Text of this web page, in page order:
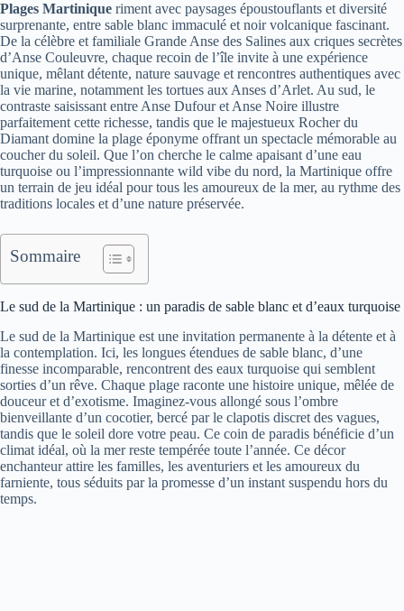
Plages Martinique riment avec paysages époustouflants et diversité
surprenante, entre sable blanc immaculé et noir volcanique fascinant.
De la célèbre et familiale Grande Anse des Salines aux criques secrètes
d’Anse Couleuvre, chaque recoin de l’île invite à une expérience
unique, mêlant détente, nature sauvage et rencontres authentiques avec
la vie marine, notamment les tortues aux Anses d’Arlet. Au sud, le
contraste saisissant entre Anse Dufour et Anse Noire illustre
parfaitement cette richesse, tandis que le majestueux Rocher du
Diamant domine la plage éponyme offrant un spectacle mémorable au
coucher du soleil. Que l’on cherche le calme apaisant d’une eau
turquoise ou l’impressionnante wild vibe du nord, la Martinique offre
un terrain de jeu idéal pour tous les amoureux de la mer, au rythme des
traditions locales et d’une nature préservée.
Sommaire
Le sud de la Martinique : un paradis de sable blanc et d’eaux turquoise
Le sud de la Martinique est une invitation permanente à la détente et à
la contemplation. Ici, les longues étendues de sable blanc, d’une
finesse incomparable, rencontrent des eaux turquoise qui semblent
sorties d’un rêve. Chaque plage raconte une histoire unique, mêlée de
douceur et d’exotisme. Imaginez-vous allongé sous l’ombre
bienveillante d’un cocotier, bercé par le clapotis discret des vagues,
tandis que le soleil dore votre peau. Ce coin de paradis bénéficie d’un
climat idéal, où la mer reste tempérée toute l’année. Ce décor
enchanteur attire les familles, les aventuriers et les amoureux du
farniente, tous séduits par la promesse d’un instant suspendu hors du
temps.